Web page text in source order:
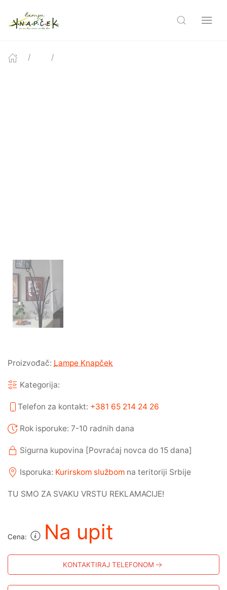
Proizvođač: Lampe Knapček
Kategorija:
Telefon za kontakt: +381 65 214 24 26
Rok isporuke: 7-10 radnih dana
Sigurna kupovina [Povraćaj novca do 15 dana]
Isporuka: Kurirskom službom na teritoriji Srbije
TU SMO ZA SVAKU VRSTU REKLAMACIJE!
Cena: Na upit
KONTAKTIRAJ TELEFONOM